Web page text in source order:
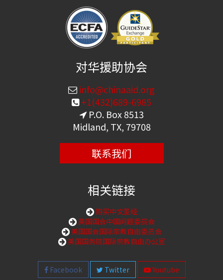
对华援助协会
info@chinaaid.org
+1(432)689-6985
P.O. Box 8513
Midland, TX, 79708
联系我们
相关链接
购买中文圣经
美国国会中国问题委员会
美国国会国际宗教自由委员会
美国国务院国际宗教自由办公室
Facebook Twitter Youtube